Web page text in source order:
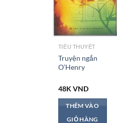
TIỂU THUYẾT
Truyện ngắn
O’Henry
48KVND
THÊM VÀO
GIỎ HÀNG